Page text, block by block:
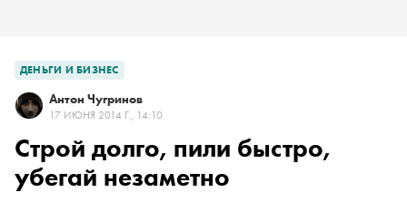
ДЕНЬГИ И БИЗНЕС
Антон Чугринов
17 ИЮНЯ 2014 Г., 14:10
Строй долго, пили быстро,
убегай незаметно